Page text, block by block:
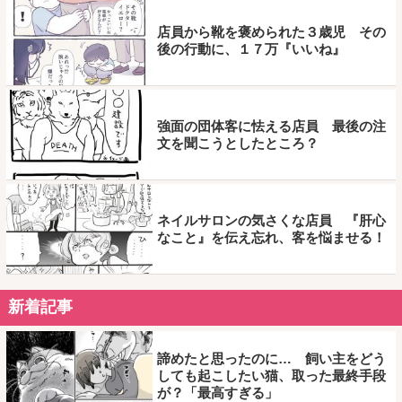
店員から靴を褒められた３歳児 その
後の行動に、１７万『いいね』
強面の団体客に怯える店員 最後の注
文を聞こうとしたところ？
ネイルサロンの気さくな店員 『肝心
なこと』を伝え忘れ、客を悩ませる！
新着記事
諦めたと思ったのに… 飼い主をどう
しても起こしたい猫、取った最終手段
が？「最高すぎる」